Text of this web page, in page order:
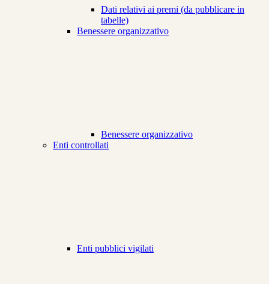
Dati relativi ai premi (da pubblicare in
tabelle)
Benessere organizzativo
Benessere organizzativo
Enti controllati
Enti pubblici vigilati